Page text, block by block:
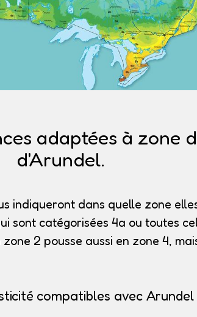
adaptées à zone
d'Arundel.
indiqueront dans quelle zone
sont catégorisées 4a ou toutes
2 pousse aussi en zone 4,
compatibles avec Arundel